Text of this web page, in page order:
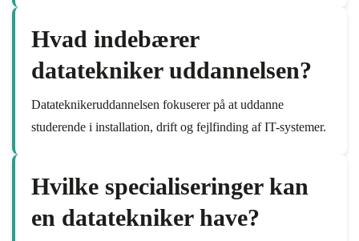
Hvad indebærer
datatekniker uddannelsen?
Datateknikeruddannelsen fokuserer på at uddanne
studerende i installation, drift og fejlfinding af IT-systemer.
Hvilke specialiseringer kan
en datatekniker have?